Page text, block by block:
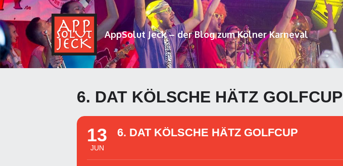
AppSolut Jeck – der Blog zum Kölner Karneval
6. DAT KÖLSCHE HÄTZ GOLFCUP
13
JUN
6. DAT KÖLSCHE HÄTZ GOLFCUP